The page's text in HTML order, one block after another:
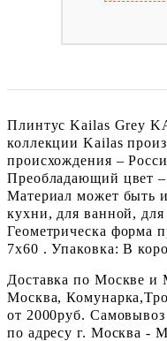
Плинтус Kailas Grey
коллекции Kailas
происхождения –
Преобладающий цвет
Материал может быть
кухни, для ванной, для
Геометрическа форма
7x60 . Упаковка: В
Доставка по Москве и
Москва,
от 2000руб. Самовывоз
по адресу г. Москва -